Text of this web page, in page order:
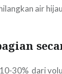
air
30% dari